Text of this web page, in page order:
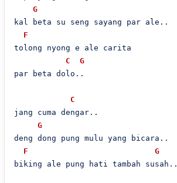
G
kal beta su seng sayang par ale..
F
tolong nyong e ale carita
C
G
par beta dolo..
C
jang cuma dengar..
G
deng dong pung mulu yang bicara..
F
G
biking ale pung hati tambah susah..